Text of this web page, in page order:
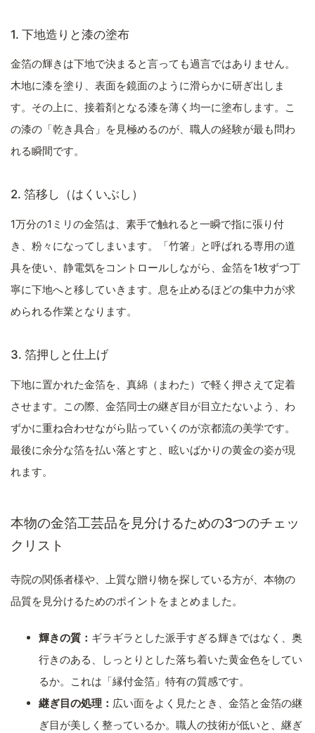
1. 下地造りと漆の塗布
金箔の輝きは下地で決まると言っても過言ではありません。
木地に漆を塗り、表面を鏡面のように滑らかに研ぎ出しま
す。その上に、接着剤となる漆を薄く均一に塗布します。こ
の漆の「乾き具合」を見極めるのが、職人の経験が最も問わ
れる瞬間です。
2. 箔移し（はくいぶし）
1万分の1ミリの金箔は、素手で触れると一瞬で指に張り付
き、粉々になってしまいます。「竹箸」と呼ばれる専用の道
具を使い、静電気をコントロールしながら、金箔を1枚ずつ丁
寧に下地へと移していきます。息を止めるほどの集中力が求
められる作業となります。
3. 箔押しと仕上げ
下地に置かれた金箔を、真綿（まわた）で軽く押さえて定着
させます。この際、金箔同士の継ぎ目が目立たないよう、わ
ずかに重ね合わせながら貼っていくのが京都流の美学です。
最後に余分な箔を払い落とすと、眩いばかりの黄金の姿が現
れます。
本物の金箔工芸品を見分けるための3つのチェッ
クリスト
寺院の関係者様や、上質な贈り物を探している方が、本物の
品質を見分けるためのポイントをまとめました。
輝きの質： ギラギラとした派手すぎる輝きではなく、奥
行きのある、しっとりとした落ち着いた黄金色をしてい
るか。これは「縁付金箔」特有の質感です。
継ぎ目の処理： 広い面をよく見たとき、金箔と金箔の継
ぎ目が美しく整っているか。職人の技術が低いと、継ぎ